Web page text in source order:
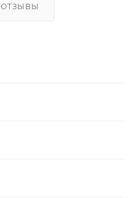
ОТЗЫВЫ